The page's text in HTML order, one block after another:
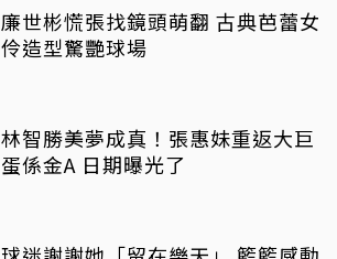
廉世彬慌張找鏡頭萌翻 古典芭蕾女
伶造型驚艷球場
林智勝美夢成真！張惠妹重返大巨
蛋係金A 日期曝光了